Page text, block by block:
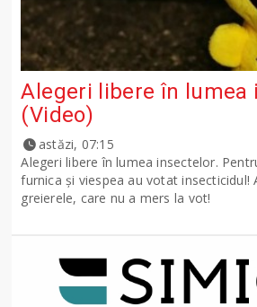
Alegeri libere în lumea
(Video)
astăzi, 07:15
Alegeri libere în lumea insectelor.
furnica și viespea au votat insecticidul!
greierele, care nu a mers la vot!